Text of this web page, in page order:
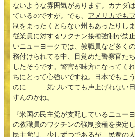
ないような雰囲気があります。カナダ
ているのですが。でも、 アメリカでも
制をまったくとらない州 もあったりし
従業員に対するワクチン接種強制が禁
いニューヨークでは、教職員など多く
務付けられてる中、目覚めた警察官た
したそうです。警官が味方になってく
ちにとって心強いですね。日本でもこ
のに…… 気づいてても声上げれない日
すんのかね。
『米国の民主党が支配しているニュー
の教職員のワクチンの強制接種を決定し
民主党は、少しずつであるが、民衆の